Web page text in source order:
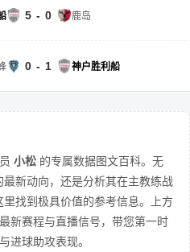
5 - 0 鹿岛
0 - 1 神户胜利船
小松 的专属数据图文百科。无
新动向，还是分析其在主教练战
找到极具价值的参考信息。上方
新赛程与直播信号，带您第一时
进球助攻表现。